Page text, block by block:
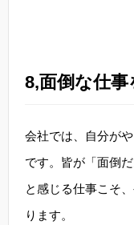
8,面倒な仕
会社では、自分が
です。皆が「面倒
と感じる仕事こそ
ります。